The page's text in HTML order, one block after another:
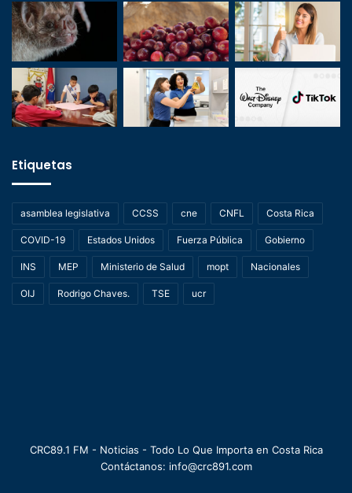
Etiquetas
asamblea legislativa CCSS cne CNFL Costa Rica
COVID-19 Estados Unidos Fuerza Pública Gobierno
INS MEP Ministerio de Salud mopt Nacionales
OIJ Rodrigo Chaves. TSE ucr
CRC89.1 FM - Noticias - Todo Lo Que Importa en Costa Rica
Contáctanos: info@crc891.com